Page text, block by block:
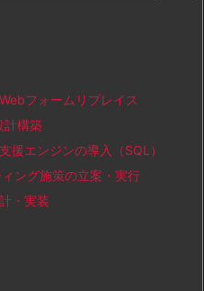
フォームリプレイス
計構築
援エンジンの導入（SQL）
ィング施策の立案・実行
・実装